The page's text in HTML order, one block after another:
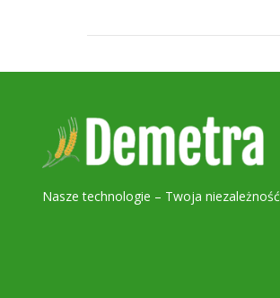
Nasze technologie – Twoja niezależność